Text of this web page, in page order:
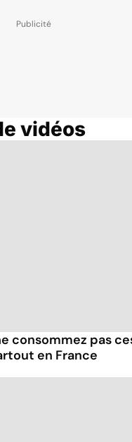
vidéos
consommez pas
en France